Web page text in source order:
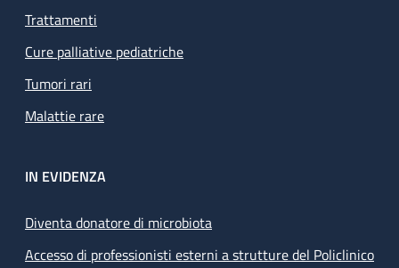
Trattamenti
Cure palliative pediatriche
Tumori rari
Malattie rare
IN EVIDENZA
Diventa donatore di microbiota
Accesso di professionisti esterni a strutture del Policlinico